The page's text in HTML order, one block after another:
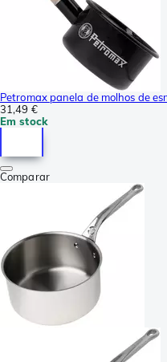
Petromax panela de molhos de
31,49 €
Em stock
Comparar